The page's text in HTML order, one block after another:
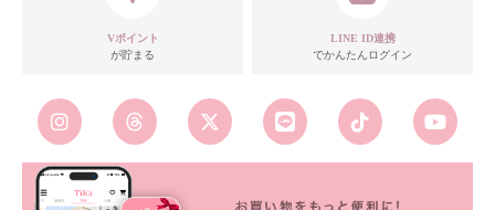
Vポイント
が貯まる
LINE ID連携
でかんたんログイン